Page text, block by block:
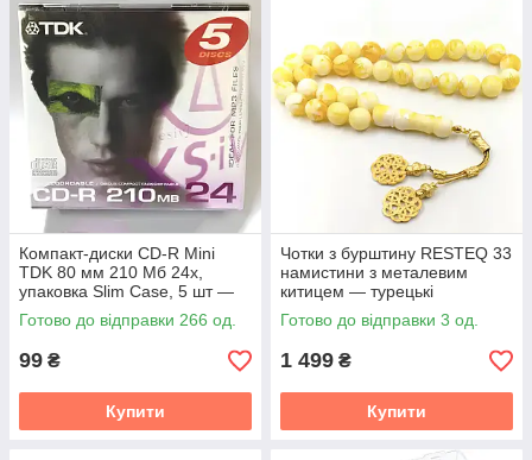
Компакт-диски CD-R Mini
TDK 80 мм 210 Мб 24x,
упаковка Slim Case, 5 шт —
міні-диски для зберігання
даних, музики та відео
Готово до відправки 266 од.
99 ₴
Купити
Чотки з бурштину RESTEQ 33
намистини з металевим
китицем — турецькі
бурштинові чотки з
намистинами 16 мм
Готово до відправки 3 од.
1 499 ₴
Купити